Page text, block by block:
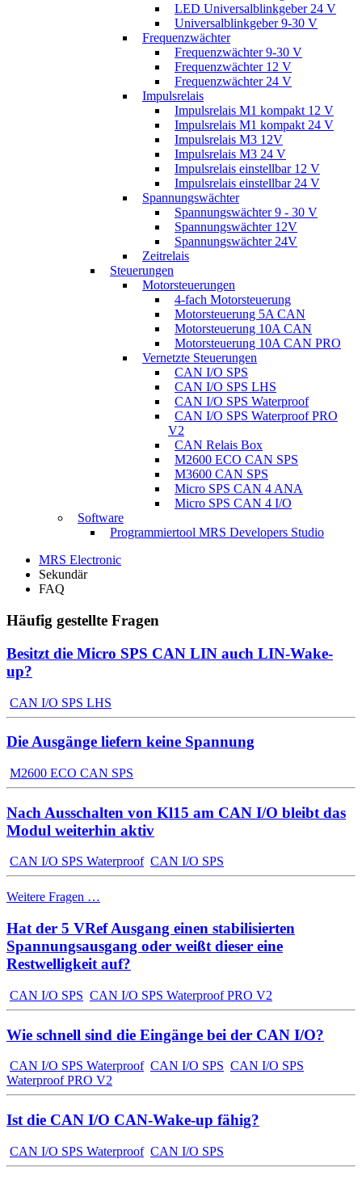
LED Universalblinkgeber 24 V
Universalblinkgeber 9-30 V
Frequenzwächter
Frequenzwächter 9-30 V
Frequenzwächter 12 V
Frequenzwächter 24 V
Impulsrelais
Impulsrelais M1 kompakt 12 V
Impulsrelais M1 kompakt 24 V
Impulsrelais M3 12V
Impulsrelais M3 24 V
Impulsrelais einstellbar 12 V
Impulsrelais einstellbar 24 V
Spannungswächter
Spannungswächter 9 - 30 V
Spannungswächter 12V
Spannungswächter 24V
Zeitrelais
Steuerungen
Motorsteuerungen
4-fach Motorsteuerung
Motorsteuerung 5A CAN
Motorsteuerung 10A CAN
Motorsteuerung 10A CAN PRO
Vernetzte Steuerungen
CAN I/O SPS
CAN I/O SPS LHS
CAN I/O SPS Waterproof
CAN I/O SPS Waterproof PRO
V2
CAN Relais Box
M2600 ECO CAN SPS
M3600 CAN SPS
Micro SPS CAN 4 ANA
Micro SPS CAN 4 I/O
Software
Programmiertool MRS Developers Studio
MRS Electronic
Sekundär
FAQ
Häufig gestellte Fragen
Besitzt die Micro SPS CAN LIN auch LIN-Wake-
up?
CAN I/O SPS LHS
Die Ausgänge liefern keine Spannung
M2600 ECO CAN SPS
Nach Ausschalten von Kl15 am CAN I/O bleibt das
Modul weiterhin aktiv
CAN I/O SPS Waterproof CAN I/O SPS
Weitere Fragen …
Hat der 5 VRef Ausgang einen stabilisierten
Spannungsausgang oder weißt dieser eine
Restwelligkeit auf?
CAN I/O SPS CAN I/O SPS Waterproof PRO V2
Wie schnell sind die Eingänge bei der CAN I/O?
CAN I/O SPS Waterproof CAN I/O SPS CAN I/O SPS
Waterproof PRO V2
Ist die CAN I/O CAN-Wake-up fähig?
CAN I/O SPS Waterproof CAN I/O SPS